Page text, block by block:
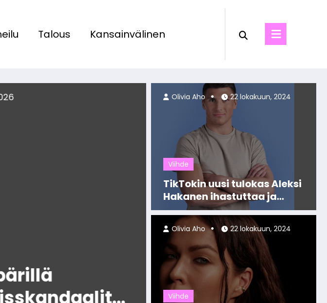
Talous Kansainvälinen
tapahtui Käärijän
Olivia Aho
Viihde
TikTokin uusi tulokas Aleksi
Hakanen ihastuttaa ja
vihastuttaa
Olivia Aho 22 lokakuun, 2024
Viihde
Olivia Aho 22 lokakuun, 2024